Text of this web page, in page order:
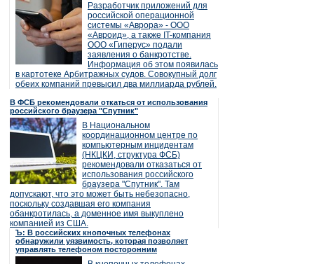
Разработчик приложений для
российской операционной
системы «Аврора» - ООО
«Авроид», а также IT-компания
ООО «Гиперус» подали
заявления о банкротстве.
Информация об этом появилась
в картотеке Арбитражных судов. Совокупный долг
обеих компаний превысил два миллиарда рублей.
В ФСБ рекомендовали откаться от использования
российского браузера "Спутник"
В Национальном
координационном центре по
компьютерным инцидентам
(НКЦКИ, структура ФСБ)
рекомендовали отказаться от
использования российского
браузера "Спутник". Там
допускают, что это может быть небезопасно,
поскольку создавшая его компания
обанкротилась, а доменное имя выкуплено
компанией из США.
Ъ: В российских кнопочных телефонах
обнаружили уязвимость, которая позволяет
управлять телефоном посторонним